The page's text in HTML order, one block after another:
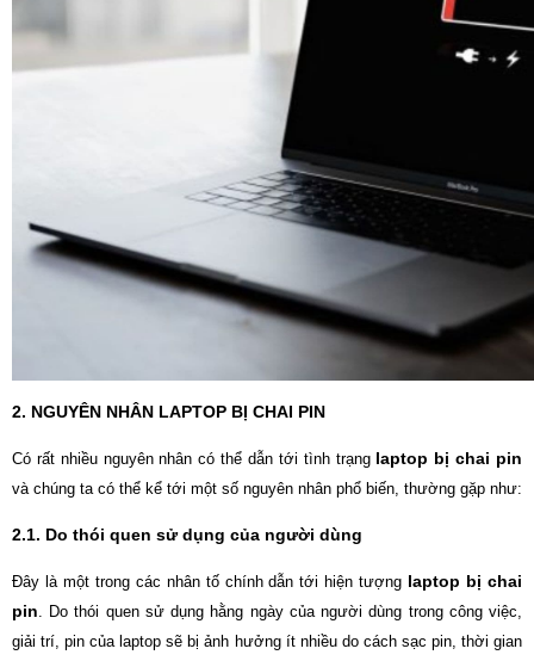
2. NGUYÊN NHÂN LAPTOP BỊ CHAI PIN
Có rất nhiều nguyên nhân có thể dẫn tới tình trạng laptop bị chai pin
và chúng ta có thể kể tới một số nguyên nhân phổ biến, thường gặp như:
2.1. Do thói quen sử dụng của người dùng
Đây là một trong các nhân tố chính dẫn tới hiện tượng laptop bị chai
pin. Do thói quen sử dụng hằng ngày của người dùng trong công việc,
giải trí, pin của laptop sẽ bị ảnh hưởng ít nhiều do cách sạc pin, thời gian